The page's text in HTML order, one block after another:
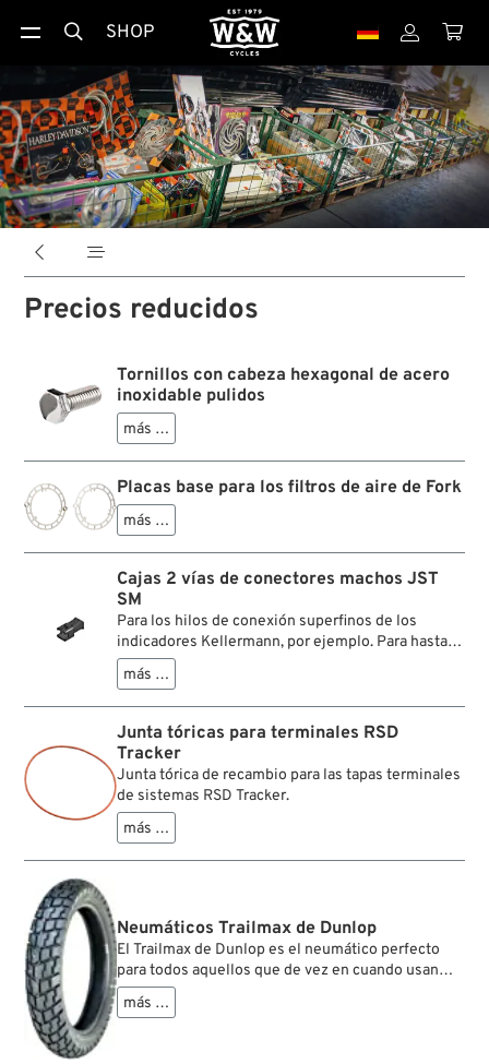
 SHOP  
 
Precios reducidos
Tornillos con cabeza hexagonal de acero
inoxidable pulidos
más …
Placas base para los filtros de aire de Fork
más …
Cajas 2 vías de conectores machos JST
SM
Para los hilos de conexión superfinos de los
indicadores Kellermann, por ejemplo. Para hasta 3
A.
más …
Junta tóricas para terminales RSD
Tracker
Junta tórica de recambio para las tapas terminales
de sistemas RSD Tracker.
más …
Neumáticos Trailmax de Dunlop
El Trailmax de Dunlop es el neumático perfecto
para todos aquellos que de vez en cuando usan
sus hierros de Milwaukee en carreteras de gravilla
pero a la vez no quieren renunciar al confort y al
más …